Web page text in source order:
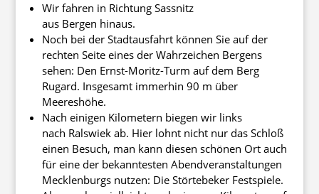
Wir fahren in Richtung Sassnitz
aus Bergen hinaus.
Noch bei der Stadtausfahrt können Sie auf der
rechten Seite eines der Wahrzeichen Bergens
sehen: Den Ernst-Moritz-Turm auf dem Berg
Rugard. Insgesamt immerhin 90 m über
Meereshöhe.
Nach einigen Kilometern biegen wir links
nach Ralswiek ab. Hier lohnt nicht nur das Schloß
einen Besuch, man kann diesen schönen Ort auch
für eine der bekanntesten Abendveranstaltungen
Mecklenburgs nutzen: Die Störtebeker Festspiele.